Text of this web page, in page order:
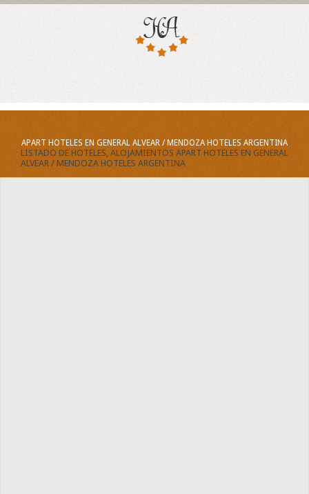
APART HOTELES EN GENERAL ALVEAR / MENDOZA HOTELES ARGENTINA
LISTADO DE HOTELES, ALOJAMIENTOS APART HOTELES EN GENERAL
ALVEAR / MENDOZA HOTELES ARGENTINA